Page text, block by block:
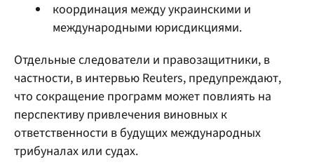
координация между украинскими и
международными юрисдикциями.
Отдельные следователи и правозащитники, в
частности, в интервью Reuters, предупреждают,
что сокращение программ может повлиять на
перспективу привлечения виновных к
ответственности в будущих международных
трибуналах или судах.